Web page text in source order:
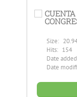
Size:
Hits: 154
Date
Date